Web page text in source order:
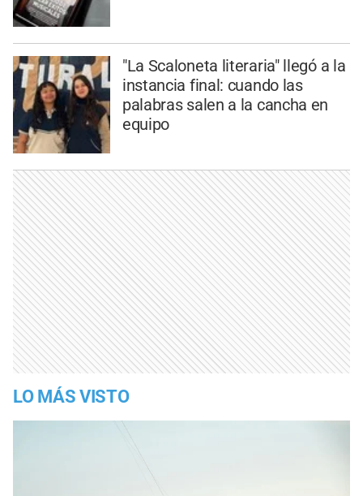
"La Scaloneta literaria" llegó a la
instancia final: cuando las
palabras salen a la cancha en
equipo
LO MÁS VISTO